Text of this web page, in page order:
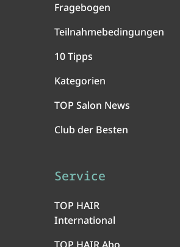
Fragebogen
Teilnahmebedingungen
10 Tipps
Kategorien
TOP Salon News
Club der Besten
Service
TOP HAIR
International